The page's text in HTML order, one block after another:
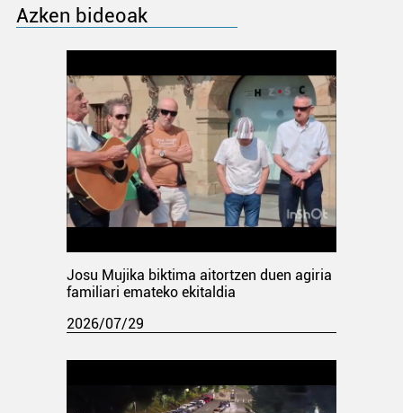
Azken bideoak
Josu Mujika biktima aitortzen duen agiria
familiari emateko ekitaldia
2026/07/29